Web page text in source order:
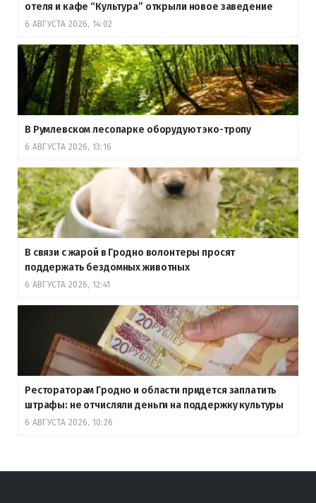
отеля и кафе “Культура” открыли новое заведение
6 АВГУСТА 2026, 14:02
В Румлевском лесопарке оборудуют эко-тропу
6 АВГУСТА 2026, 13:16
В связи с жарой в Гродно волонтеры просят
поддержать бездомных животных
6 АВГУСТА 2026, 12:41
Рестораторам Гродно и области придется заплатить
штрафы: не отчисляли деньги на поддержку культуры
6 АВГУСТА 2026, 10:26